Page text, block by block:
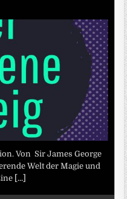
Von Sir James George
Welt der Magie und
[...]